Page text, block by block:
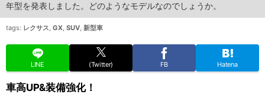
年型を発表しました。どのようなモデルなのでしょうか。
tags: レクサス, GX, SUV, 新型車
LINE (Twitter) FB Hatena
車高UP&装備強化！